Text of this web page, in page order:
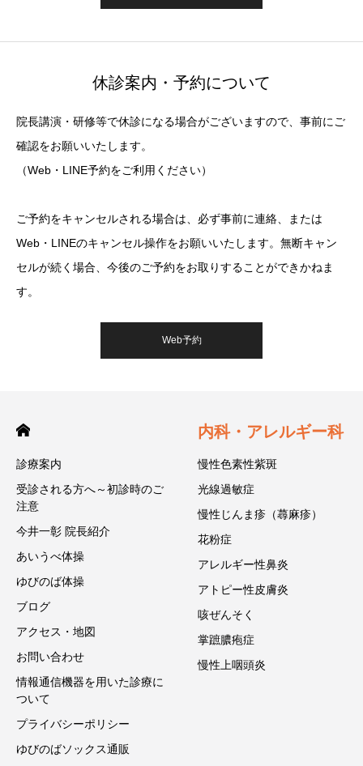
休診案内・予約について
院長講演・研修等で休診になる場合がございますので、事前にご
確認をお願いいたします。
（Web・LINE予約をご利用ください）
ご予約をキャンセルされる場合は、必ず事前に連絡、または
Web・LINEのキャンセル操作をお願いいたします。無断キャン
セルが続く場合、今後のご予約をお取りすることができかねま
す。
Web予約
診療案内
受診される方へ～初診時のご
注意
今井一彰 院長紹介
あいうべ体操
ゆびのば体操
ブログ
アクセス・地図
お問い合わせ
情報通信機器を用いた診療に
ついて
プライバシーポリシー
ゆびのばソックス通販
内科・アレルギー科
慢性色素性紫斑
光線過敏症
慢性じんま疹（蕁麻疹）
花粉症
アレルギー性鼻炎
アトピー性皮膚炎
咳ぜんそく
掌蹠膿疱症
慢性上咽頭炎